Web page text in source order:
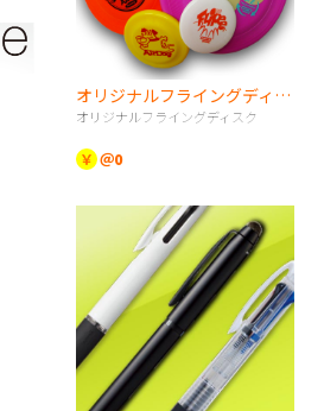
オリジナルフライングディスク
オリジナルフライングディスク
￥ ＠0